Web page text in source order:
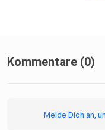
Kommentare (0)
Melde Dich an,